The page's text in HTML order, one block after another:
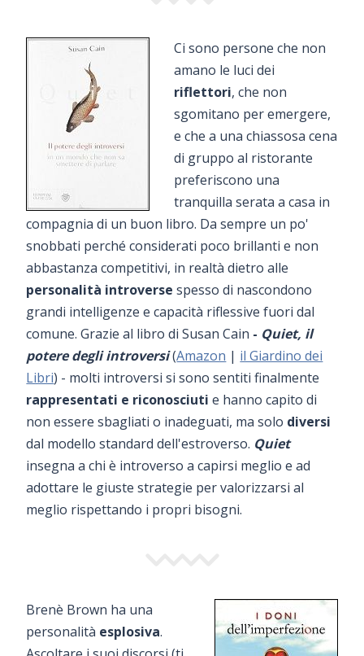
Ci sono persone che non
amano le luci dei
riflettori, che non
sgomitano per emergere,
e che a una chiassosa cena
di gruppo al ristorante
preferiscono una
tranquilla serata a casa in
compagnia di un buon libro. Da sempre un po'
snobbati perché considerati poco brillanti e non
abbastanza competitivi, in realtà dietro alle
personalità introverse spesso di nascondono
grandi intelligenze e capacità riflessive fuori dal
comune. Grazie al libro di Susan Cain - Quiet, il
potere degli introversi(Amazon | il Giardino dei
Libri) - molti introversi si sono sentiti finalmente
rappresentati e riconosciuti e hanno capito di
non essere sbagliati o inadeguati, ma solo diversi
dal modello standard dell'estroverso. Quiet
insegna a chi è introverso a capirsi meglio e ad
adottare le giuste strategie per valorizzarsi al
meglio rispettando i propri bisogni.
Brenè Brown ha una
personalità esplosiva.